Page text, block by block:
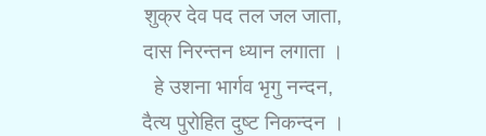
शुक्र देव पद तल जल जाता,
दास निरन्तन ध्यान लगाता ।
हे उशना भार्गव भृगु नन्दन,
दैत्य पुरोहित दुष्ट निकन्दन ।